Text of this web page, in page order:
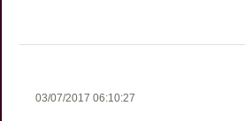
03/07/2017 06:10:27